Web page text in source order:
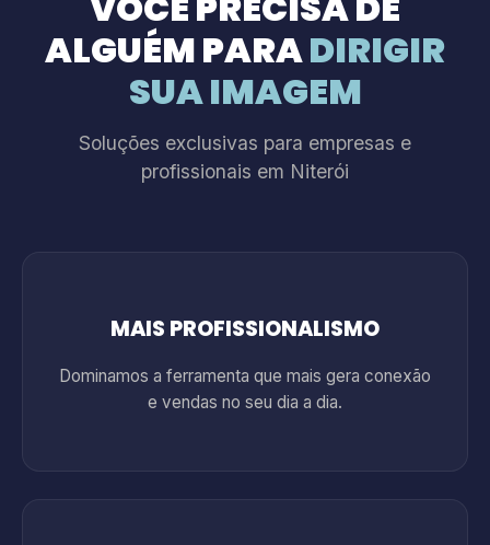
ALGUÉM PARADIRIGIR
SUA IMAGEM
Soluções exclusivas para empresas e
profissionais em Niterói
MAIS PROFISSIONALISMO
Dominamos a ferramenta que mais gera conexão
e vendas no seu dia a dia.